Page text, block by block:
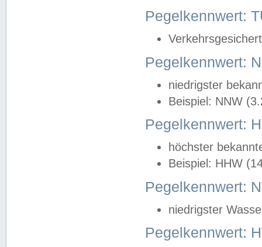
Pegelkennwert:
Pegelkennwert:
niedrigster
Beispiel: NNW
Pegelkennwert:
höchster
Beispiel: HHW
Pegelkennwert:
niedrigster
Pegelkennwert: